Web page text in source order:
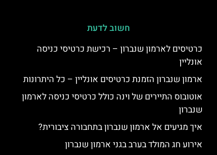
חשוב לדעת
כרטיסים לארמון שנברון – רכישת כרטיסי כניסה
אונליין
ארמון שנברון הזמנת כרטיסים אונליין – כל היתרונות
אוטובוס התיירים של וינה כולל כרטיסי כניסה לארמון
שנברון
איך מגיעים אל ארמון שנברון בתחבורה ציבורית?
אירוע חג המולד בערב בגני ארמון שנברון